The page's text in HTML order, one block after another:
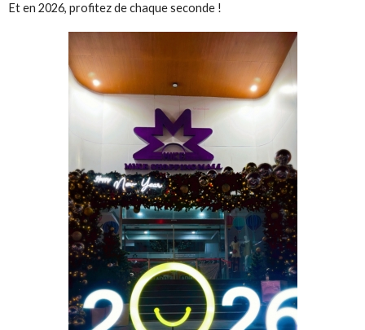
Et en 2026, profitez de chaque seconde !